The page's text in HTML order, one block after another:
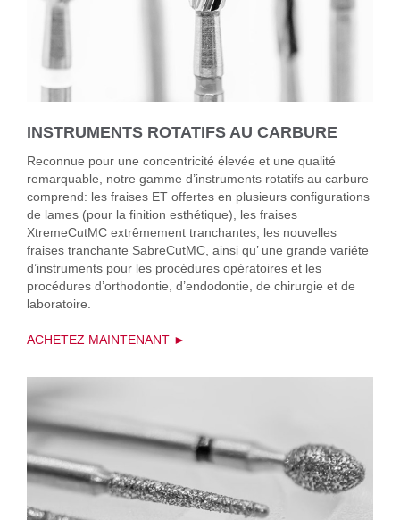
INSTRUMENTS ROTATIFS AU CARBURE
Reconnue pour une concentricité élevée et une qualité
remarquable, notre gamme d’instruments rotatifs au carbure
comprend: les fraises ET offertes en plusieurs configurations
de lames (pour la finition esthétique), les fraises
XtremeCutMC extrêmement tranchantes, les nouvelles
fraises tranchante SabreCutMC, ainsi qu’ une grande variéte
d’instruments pour les procédures opératoires et les
procédures d’orthodontie, d’endodontie, de chirurgie et de
laboratoire.
ACHETEZ MAINTENANT ►